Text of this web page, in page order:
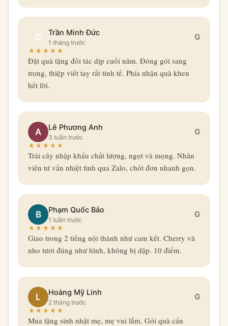
Đ Trần Minh Đức
1 tháng trước
G
Đặt quà tặng đối tác dịp cuối năm. Đóng gói sang
trọng, thiệp viết tay rất tinh tế. Phía nhận quà khen
hết lời.
A Lê Phương Anh
3 tuần trước
G
Trái cây nhập khẩu chất lượng, ngọt và mọng. Nhân
viên tư vấn nhiệt tình qua Zalo, chốt đơn nhanh gọn.
B Phạm Quốc Bảo
1 tuần trước
G
Giao trong 2 tiếng nội thành như cam kết. Cherry và
nho tươi đúng như hình, không bị dập. 10 điểm.
L Hoàng Mỹ Linh
2 tháng trước
G
Mua tặng sinh nhật mẹ, mẹ vui lắm. Gói quà cẩn